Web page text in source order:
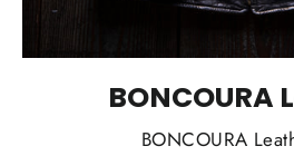
BONCOURA
BONCOURA